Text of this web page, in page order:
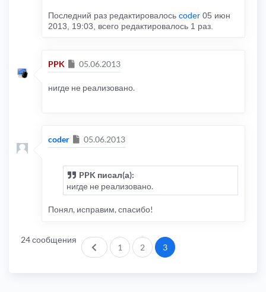
Последний раз редактировалось coder 05 июн
2013, 19:03, всего редактировалось 1 раз.
PPK Сообщение
05.06.2013
нигде не реализовано.
coder Сообщение
05.06.2013
PPK писал(а):
нигде не реализовано.
Понял, исправим, спасибо!
24 сообщения
Пред.1 2 3